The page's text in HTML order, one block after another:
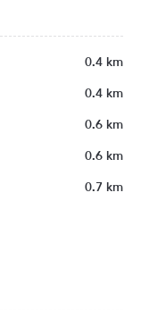
0.4 km
0.4 km
0.6 km
0.6 km
0.7 km